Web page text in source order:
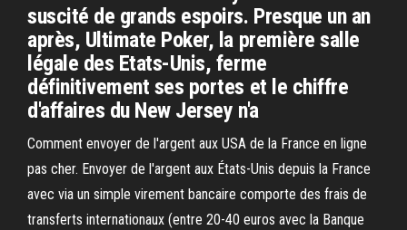
suscité de grands espoirs. Presque un an
après, Ultimate Poker, la première salle
légale des Etats-Unis, ferme
définitivement ses portes et le chiffre
d'affaires du New Jersey n'a
Comment envoyer de l'argent aux USA de la France en ligne
pas cher. Envoyer de l'argent aux États-Unis depuis la France
avec via un simple virement bancaire comporte des frais de
transferts internationaux (entre 20-40 euros avec la Banque